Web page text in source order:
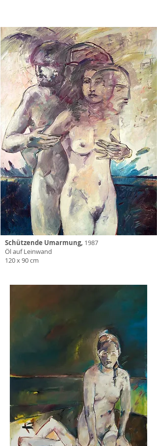
Schützende Umarmung, 1987
Öl auf Leinwand
120 x 90 cm